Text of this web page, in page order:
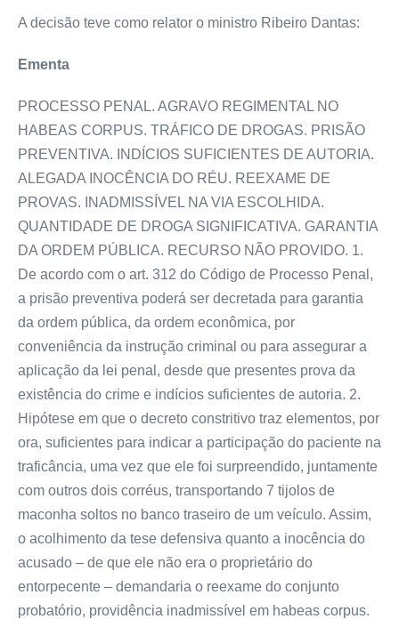
A decisão teve como relator o ministro Ribeiro Dantas:
Ementa
PROCESSO PENAL. AGRAVO REGIMENTAL NO
HABEAS CORPUS. TRÁFICO DE DROGAS. PRISÃO
PREVENTIVA. INDÍCIOS SUFICIENTES DE AUTORIA.
ALEGADA INOCÊNCIA DO RÉU. REEXAME DE
PROVAS. INADMISSÍVEL NA VIA ESCOLHIDA.
QUANTIDADE DE DROGA SIGNIFICATIVA. GARANTIA
DA ORDEM PÚBLICA. RECURSO NÃO PROVIDO. 1.
De acordo com o art. 312 do Código de Processo Penal,
a prisão preventiva poderá ser decretada para garantia
da ordem pública, da ordem econômica, por
conveniência da instrução criminal ou para assegurar a
aplicação da lei penal, desde que presentes prova da
existência do crime e indícios suficientes de autoria. 2.
Hipótese em que o decreto constritivo traz elementos, por
ora, suficientes para indicar a participação do paciente na
traficância, uma vez que ele foi surpreendido, juntamente
com outros dois corréus, transportando 7 tijolos de
maconha soltos no banco traseiro de um veículo. Assim,
o acolhimento da tese defensiva quanto a inocência do
acusado – de que ele não era o proprietário do
entorpecente – demandaria o reexame do conjunto
probatório, providência inadmissível em habeas corpus.